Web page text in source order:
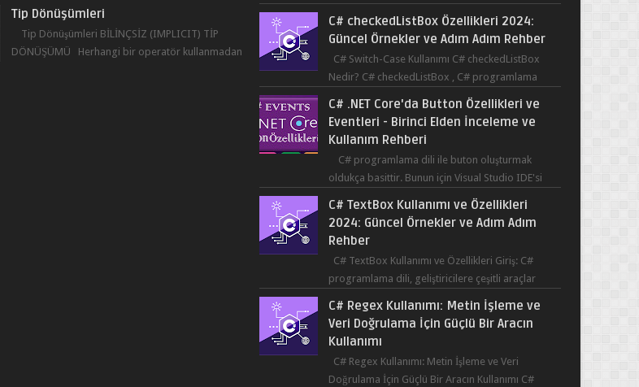
Tip Dönüşümleri
Tip Dönüşümleri BİLİNÇSİZ (IMPLICIT) TİP
DÖNÜŞÜMÜ Herhangi bir operatör kullanmadan
C# checkedListBox Özellikleri 2024:
Güncel Örnekler ve Adım Adım Rehber
C# Switch-Case Kullanımı C# checkedListBox
Nedir? C# checkedListBox , C# programlama
ku...
C# .NET Core'da Button Özellikleri ve
Eventleri - Birinci Elden İnceleme ve
Kullanım Rehberi
C# programlama dili ile buton oluşturmak
oldukça basittir. Bunun için Visual Studio IDE'si
C# TextBox Kullanımı ve Özellikleri
2024: Güncel Örnekler ve Adım Adım
Rehber
C# TextBox Kullanımı ve Özellikleri Giriş: C#
programlama dili, geliştiricilere çeşitli araçlar
C# Regex Kullanımı: Metin İşleme ve
Veri Doğrulama İçin Güçlü Bir Aracın
Kullanımı
C# Regex Kullanımı: Metin İşleme ve Veri
Doğrulama İçin Güçlü Bir Aracın Kullanımı C#